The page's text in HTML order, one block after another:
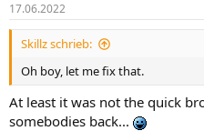
e
n
17.06.2022
Skillz schrieb:
Oh boy, let me fix that.
At least it was not the quick
somebodies back...